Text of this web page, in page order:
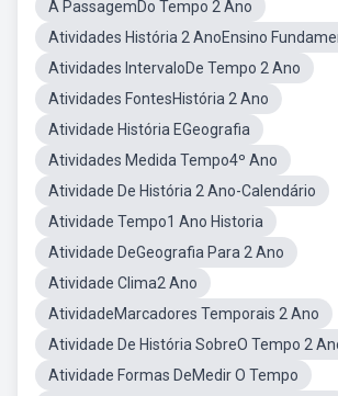
A PassagemDo Tempo 2 Ano
Atividades História 2 AnoEnsino
Atividades IntervaloDe Tempo 2 Ano
Atividades FontesHistória 2 Ano
Atividade História EGeografia
Atividades Medida Tempo4º Ano
Atividade De História 2 Ano-Calendário
Atividade Tempo1 Ano Historia
Atividade DeGeografia Para 2 Ano
Atividade Clima2 Ano
AtividadeMarcadores Temporais 2 Ano
Atividade De História SobreO Tempo 2
Atividade Formas DeMedir O Tempo